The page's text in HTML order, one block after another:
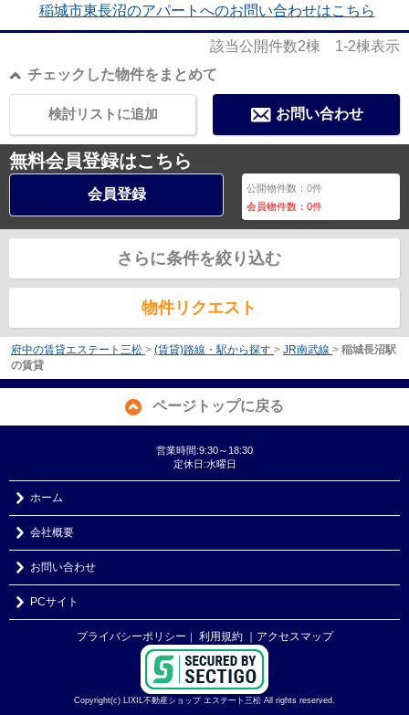
稲城市東長沼のアパートへのお問い合わせはこちら
該当公開件数2棟 1-2棟表示
チェックした物件をまとめて
お問い合わせ
検討リストに追加
無料会員登録はこちら
会員登録 公開物件数：0件
会員物件数：0件
さらに条件を絞り込む
物件リクエスト
府中の賃貸エステート三松 > (賃貸)路線・駅から探す > JR南武線 > 稲城長沼駅
の賃貸
ページトップに戻る
営業時間:9:30～18:30
定休日:水曜日
ホーム
会社概要
お問い合わせ
PCサイト
プライバシーポリシー ｜ 利用規約 ｜アクセスマップ
Copyright(c) LIXIL不動産ショップ エステート三松 All rights reserved.